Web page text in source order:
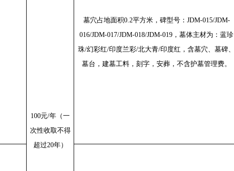
100元/年（一
次性收取不得
超过20年）
墓穴占地面积0.2平方米，碑型号： JDM-015/JDM-
016/JDM-017/JDM-018/JDM-019 ，墓体主材为：蓝珍
珠/幻彩红/印度兰彩/北大青/印度红，含墓穴、墓碑、
墓台，建墓工料，刻字，安葬，不含护墓管理费。